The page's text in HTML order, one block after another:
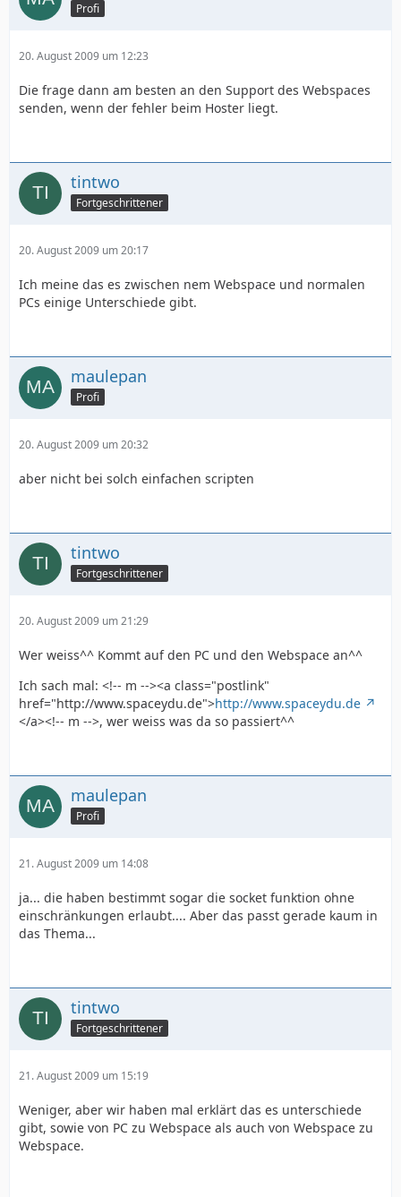
}
Profi
20. August 2009 um 12:23
Die frage dann am besten an den Support des Webspaces
senden, wenn der fehler beim Hoster liegt.
tintwo
Fortgeschrittener
20. August 2009 um 20:17
Ich meine das es zwischen nem Webspace und normalen
PCs einige Unterschiede gibt.
maulepan
Profi
20. August 2009 um 20:32
aber nicht bei solch einfachen scripten
tintwo
Fortgeschrittener
20. August 2009 um 21:29
Wer weiss^^ Kommt auf den PC und den Webspace an^^
Ich sach mal: <!-- m --><a class="postlink"
href="http://www.spaceydu.de">http://www.spaceydu.de
</a><!-- m -->, wer weiss was da so passiert^^
maulepan
Profi
21. August 2009 um 14:08
ja... die haben bestimmt sogar die socket funktion ohne
einschränkungen erlaubt.... Aber das passt gerade kaum in
das Thema...
tintwo
Fortgeschrittener
21. August 2009 um 15:19
Weniger, aber wir haben mal erklärt das es unterschiede
gibt, sowie von PC zu Webspace als auch von Webspace zu
Webspace.